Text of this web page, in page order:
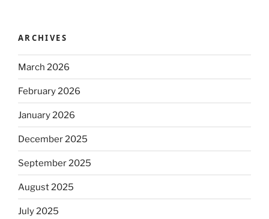
ARCHIVES
March 2026
February 2026
January 2026
December 2025
September 2025
August 2025
July 2025